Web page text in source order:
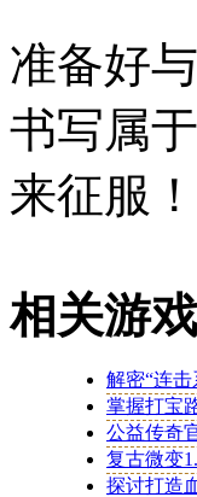
准备好
书写属
来征服！
相关游
解密“连
掌握打宝
公益传奇
复古微变
探讨打造